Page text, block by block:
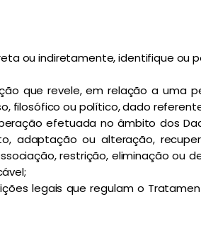
ou indiretamente, identifique
que revele, em relação a
filosófico ou político, dado
efetuada no âmbito dos
adaptação ou alteração,
restrição, eliminação ou
legais que regulam o